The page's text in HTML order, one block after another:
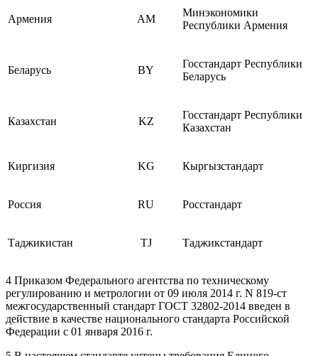
Армения AM
Минэкономики
Республики Армения
Беларусь BY
Госстандарт Республики
Беларусь
Казахстан KZ
Госстандарт Республики
Казахстан
Киргизия KG Кыргызстандарт
Россия RU Росстандарт
Таджикистан TJ Таджикстандарт
4 Приказом Федерального агентства по техническому
регулированию и метрологии от 09 июля 2014 г. N 819-ст
межгосударственный стандарт ГОСТ 32802-2014 введен в
действие в качестве национального стандарта Российской
Федерации с 01 января 2016 г.